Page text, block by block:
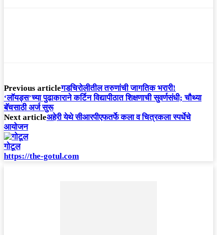
Previous articleगडचिरोलीतील तरुणांची जागतिक भरारी!
‘लॉयड्स’च्या पुढाकाराने कर्टिन विद्यापीठात शिक्षणाची सुवर्णसंधी; चौथ्या
बॅचसाठी अर्ज सुरू
Next articleअहेरी येथे सीआरपीएफतर्फे कला व चित्रकला स्पर्धेचे
आयोजन
गोटूल
https://the-gotul.com